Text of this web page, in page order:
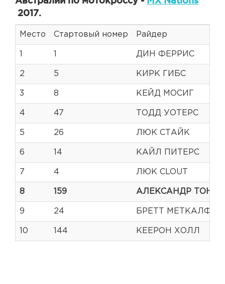
2017.
Место Стартовый номер Райдер
ДИН ФЕРРИС
2 5 КИРК ГИБС
3 8 КЕЙД МОСИГ
4 47 ТОДД УОТЕРС
5 26 ЛЮК СТАЙК
6 14 КАЙЛ ПИТЕРС
7 4 ЛЮК CLOUT
8 159 АЛЕКСАНДР
9 24 БРЕТТ МЕТКАЛФ
10 144 КЕЕРОН ХОЛЛ